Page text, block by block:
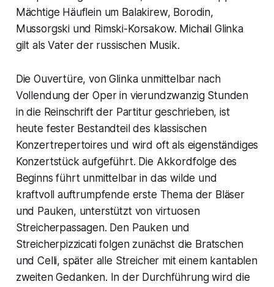
Mächtige Häufleinum Balakirew, Borodin,
Mussorgski und Rimski-Korsakow. Michail Glinka
gilt alsVater der russischen Musik.
Die Ouvertüre, von Glinka unmittelbar nach
Vollendung der Oper in vierundzwanzig Stunden
in die Reinschrift der Partitur geschrieben, ist
heute fester Bestandteil des klassischen
Konzertrepertoires und wird oft als eigenständiges
Konzertstück aufgeführt. Die Akkordfolge des
Beginns führt unmittelbar in das wilde und
kraftvoll auftrumpfende erste Thema der Bläser
und Pauken, unterstützt von virtuosen
Streicherpassagen. Den Pauken und
Streicherpizzicati folgen zunächst die Bratschen
und Celli, später alle Streicher mit einem kantablen
zweiten Gedanken. In der Durchführung wird die